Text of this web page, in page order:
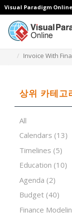
Visual Paradigm Online
Invoice With
상위 카테고
All
Calendars (13)
Timelines (5)
Education (10)
Agenda (2)
Budget (40)
Finance